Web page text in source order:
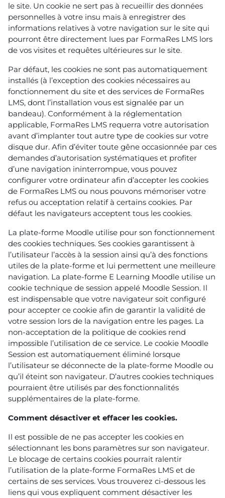
le site. Un cookie ne sert pas à recueillir des données
personnelles à votre insu mais à enregistrer des
informations relatives à votre navigation sur le site qui
pourront être directement lues par FormaRes LMS lors
de vos visites et requêtes ultérieures sur le site.
Par défaut, les cookies ne sont pas automatiquement
installés (à l’exception des cookies nécessaires au
fonctionnement du site et des services de FormaRes
LMS, dont l’installation vous est signalée par un
bandeau). Conformément à la réglementation
applicable, FormaRes LMS requerra votre autorisation
avant d’implanter tout autre type de cookies sur votre
disque dur. Afin d’éviter toute gêne occasionnée par ces
demandes d’autorisation systématiques et profiter
d’une navigation ininterrompue, vous pouvez
configurer votre ordinateur afin d’accepter les cookies
de FormaRes LMS ou nous pouvons mémoriser votre
refus ou acceptation relatif à certains cookies. Par
défaut les navigateurs acceptent tous les cookies.
La plate-forme Moodle utilise pour son fonctionnement
des cookies techniques. Ses cookies garantissent à
l’utilisateur l’accès à la session ainsi qu’à des fonctions
utiles de la plate-forme et lui permettent une meilleure
navigation. La plate-forme E Learning Moodle utilise un
cookie technique de session appelé Moodle Session. Il
est indispensable que votre navigateur soit configuré
pour accepter ce cookie afin de garantir la validité de
votre session lors de la navigation entre les pages. La
non-acceptation de la politique de cookies rend
impossible l’utilisation de ce service. Le cookie Moodle
Session est automatiquement éliminé lorsque
l’utilisateur se déconnecte de la plate-forme Moodle ou
qu’il éteint son navigateur. D’autres cookies techniques
pourraient être utilisés par des fonctionnalités
supplémentaires de la plate-forme.
Comment désactiver et effacer les cookies.
Il est possible de ne pas accepter les cookies en
sélectionnant les bons paramètres sur son navigateur.
Le blocage de certains cookies pourrait ralentir
l’utilisation de la plate-forme FormaRes LMS et de
certains de ses services. Vous trouverez ci-dessous les
liens qui vous expliquent comment désactiver les